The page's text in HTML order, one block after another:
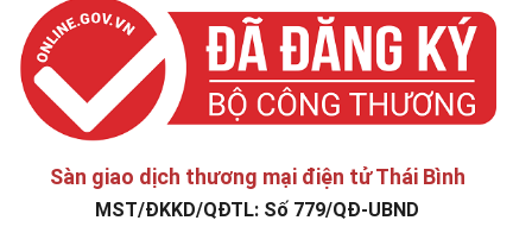
Sàn giao dịch thương mại điện tử Thái Bình
MST/ĐKKD/QĐTL: Số 779/QĐ-UBND